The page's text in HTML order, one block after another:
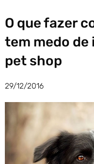
O que fazer
tem medo de
pet shop
29/12/2016